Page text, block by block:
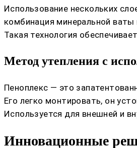
Использование нескольких
комбинация минеральной
Такая технология
Метод утепления с
Пеноплекс — это
Его легко монтировать, он
Используется для внешней и
Инновационные